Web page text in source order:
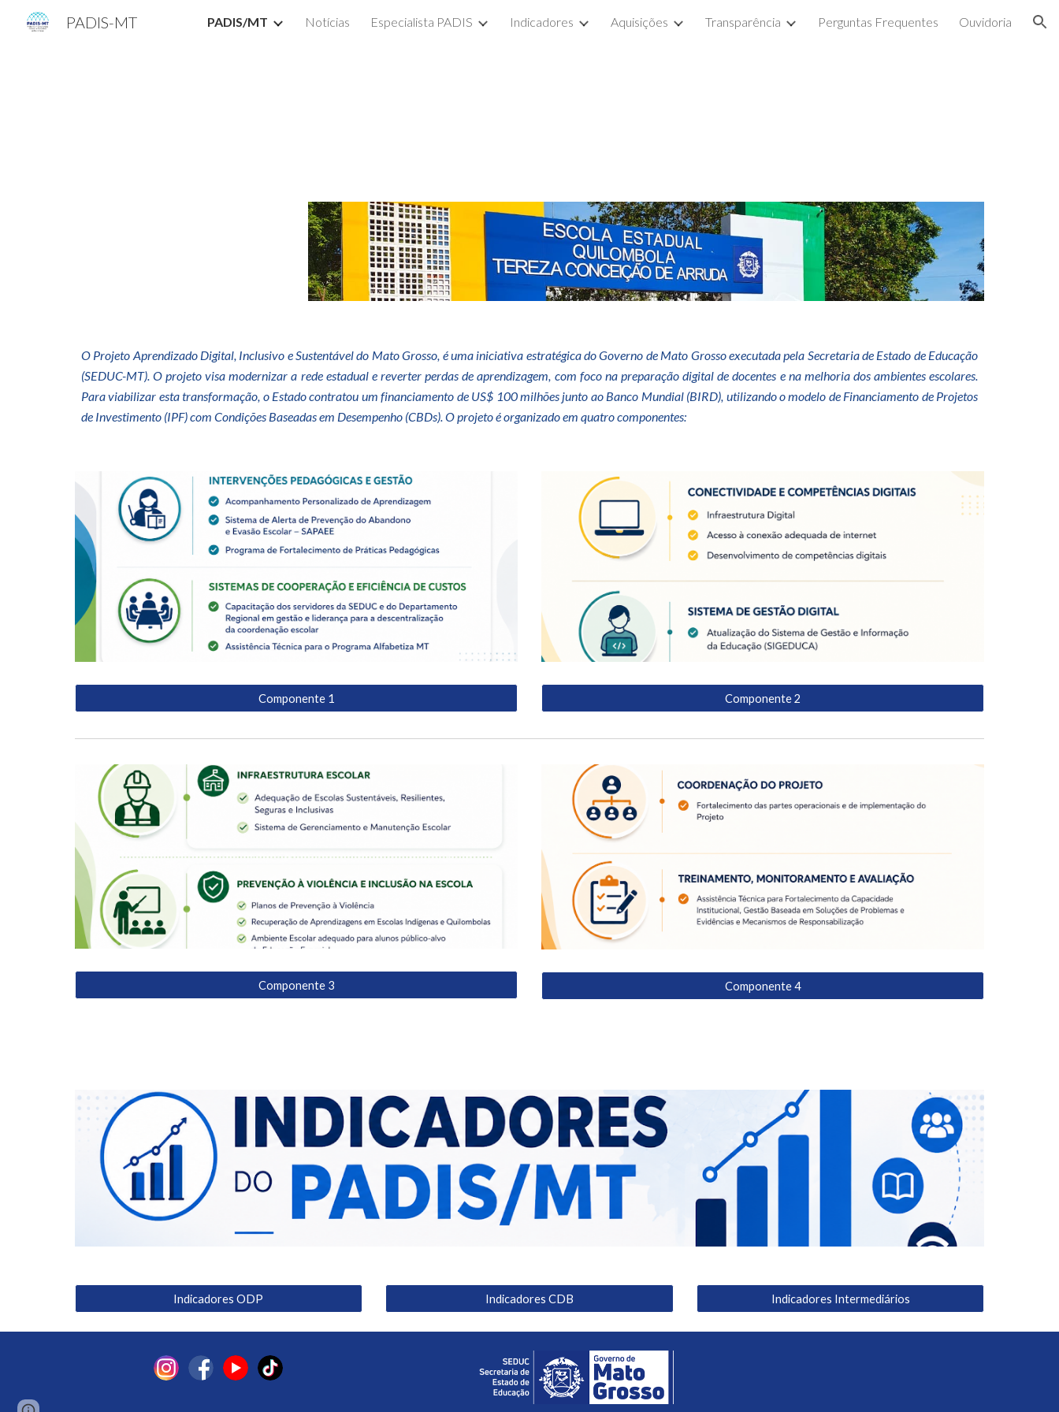
Skip to main content Skip to navigation
PADIS-MT PADIS/MT Notícias Especialista PADIS Indicadores Aquisições Transparência Perguntas Frequentes Ouvidoria
O Projeto Aprendizado Digital, Inclusivo e Sustentável do Mato Grosso, é uma iniciativa estratégica do Governo de Mato Grosso executada pela Secretaria de Estado de Educação
(SEDUC-MT). O projeto visa modernizar a rede estadual e reverter perdas de aprendizagem, com foco na preparação digital de docentes e na melhoria dos ambientes escolares.
Para viabilizar esta transformação, o Estado contratou um financiamento de US$ 100 milhões junto ao Banco Mundial (BIRD), utilizando o modelo de Financiamento de Projetos
de Investimento (IPF) com Condições Baseadas em Desempenho (CBDs). O projeto é organizado em quatro componentes:
Componente 1 Componente 2
Componente 3 Componente 4
Indicadores ODP Indicadores CDB Indicadores Intermediários